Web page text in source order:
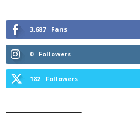
3,687 Fans
0 Followers
182 Followers